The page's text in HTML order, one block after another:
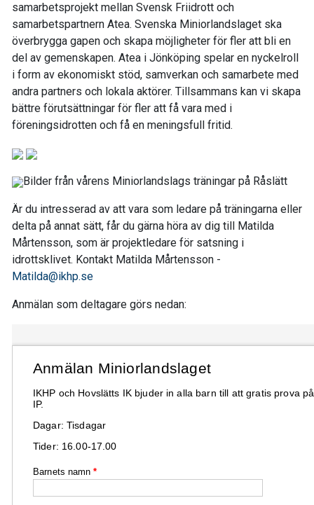
samarbetsprojekt mellan Svensk Friidrott och
samarbetspartnern Atea. Svenska Miniorlandslaget ska
överbrygga gapen och skapa möjligheter för fler att bli en
del av gemenskapen. Atea i Jönköping spelar en nyckelroll
i form av ekonomiskt stöd, samverkan och samarbete med
andra partners och lokala aktörer. Tillsammans kan vi skapa
bättre förutsättningar för fler att få vara med i
föreningsidrotten och få en meningsfull fritid.
Bilder från vårens Miniorlandslags träningar på Råslätt
Är du intresserad av att vara som ledare på träningarna eller
delta på annat sätt, får du gärna höra av dig till Matilda
Mårtensson, som är projektledare för satsning i
idrottsklivet. Kontakt Matilda Mårtensson -
Matilda@ikhp.se
Anmälan som deltagare görs nedan: